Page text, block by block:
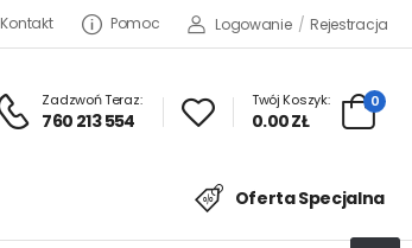
Kontakt Pomoc Logowanie / Rejestracja
Zadzwoń Teraz:
760 213 554
Twój Koszyk:
0.00 ZŁ
0
Oferta Specjalna